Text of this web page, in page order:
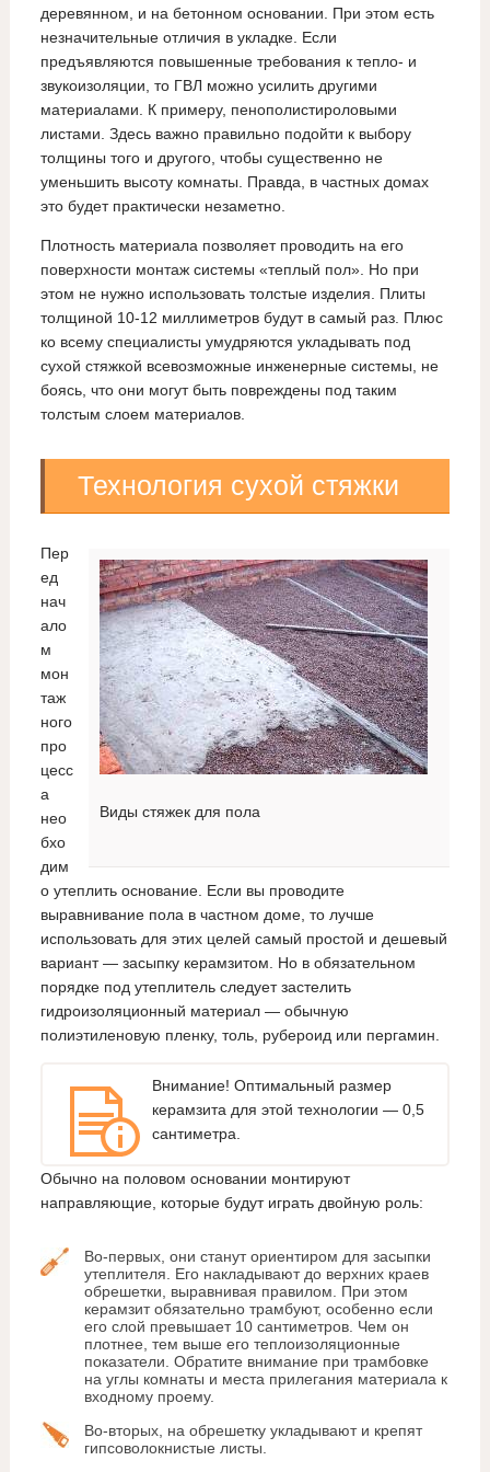
деревянном, и на бетонном основании. При этом есть
незначительные отличия в укладке. Если
предъявляются повышенные требования к тепло- и
звукоизоляции, то ГВЛ можно усилить другими
материалами. К примеру, пенополистироловыми
листами. Здесь важно правильно подойти к выбору
толщины того и другого, чтобы существенно не
уменьшить высоту комнаты. Правда, в частных домах
это будет практически незаметно.
Плотность материала позволяет проводить на его
поверхности монтаж системы «теплый пол». Но при
этом не нужно использовать толстые изделия. Плиты
толщиной 10-12 миллиметров будут в самый раз. Плюс
ко всему специалисты умудряются укладывать под
сухой стяжкой всевозможные инженерные системы, не
боясь, что они могут быть повреждены под таким
толстым слоем материалов.
Технология сухой стяжки
Виды стяжек для пола
Пер
ед
нач
ало
м
мон
таж
ного
про
цесс
а
нео
бхо
дим
о утеплить основание. Если вы проводите
выравнивание пола в частном доме, то лучше
использовать для этих целей самый простой и дешевый
вариант — засыпку керамзитом. Но в обязательном
порядке под утеплитель следует застелить
гидроизоляционный материал — обычную
полиэтиленовую пленку, толь, рубероид или пергамин.
Внимание! Оптимальный размер
керамзита для этой технологии — 0,5
сантиметра.
Обычно на половом основании монтируют
направляющие, которые будут играть двойную роль:
Во-первых, они станут ориентиром для засыпки
утеплителя. Его накладывают до верхних краев
обрешетки, выравнивая правилом. При этом
керамзит обязательно трамбуют, особенно если
его слой превышает 10 сантиметров. Чем он
плотнее, тем выше его теплоизоляционные
показатели. Обратите внимание при трамбовке
на углы комнаты и места прилегания материала к
входному проему.
Во-вторых, на обрешетку укладывают и крепят
гипсоволокнистые листы.